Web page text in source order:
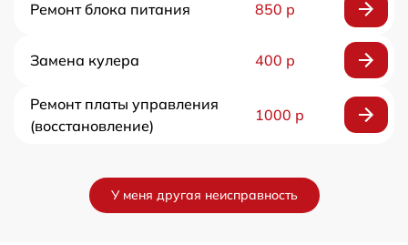
Ремонт блока питания 850 р
Замена кулера 400 р
Ремонт платы управления
(восстановление)
1000 р
У меня другая неисправность